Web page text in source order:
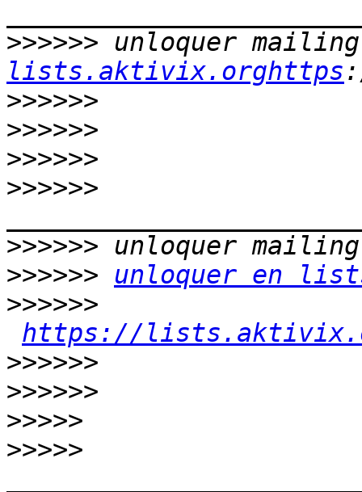
>>>>>> unloquer
lists.aktivix.orghttps
>>>>>>
>>>>>>
>>>>>>
>>>>>>
>>>>>>
>>>>>>
unloquer en
>>>>>>
https://
>>>>>>
>>>>>>
>>>>>
>>>>>